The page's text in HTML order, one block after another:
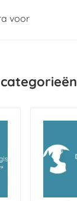
voor